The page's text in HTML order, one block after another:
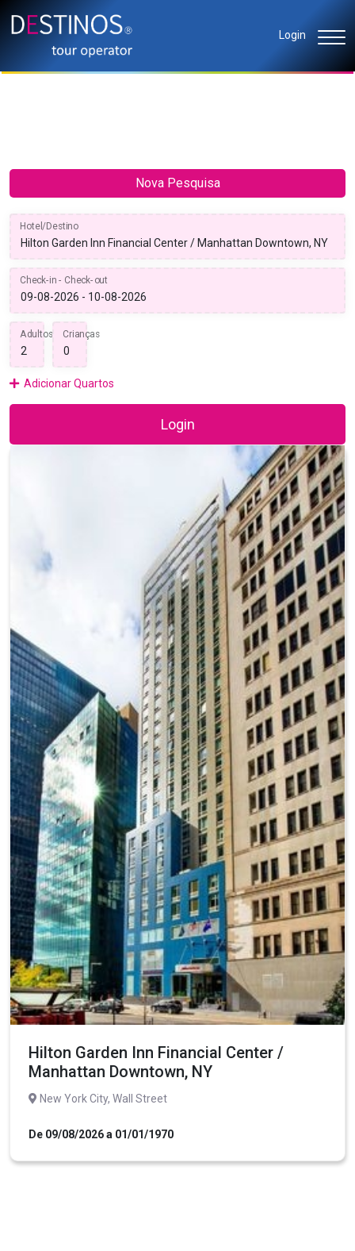
Login
Nova Pesquisa
Hotel/Destino
Check-in - Check-out
Adultos Crianças
Adicionar Quartos
Login
Hilton Garden Inn Financial Center /
Manhattan Downtown, NY
New York City, Wall Street
De 09/08/2026 a 01/01/1970